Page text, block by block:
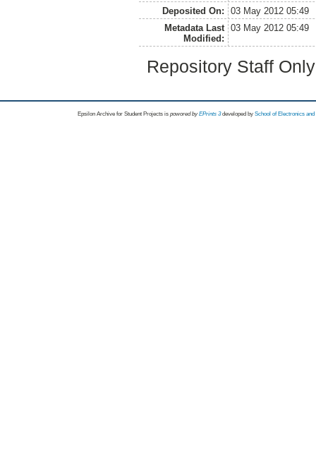
Deposited On:
03 May 2012 05:49
Metadata Last
Modified:
03 May 2012 05:49
Repository Staff
Epsilon Archive for Student Projects is powored byEPrints 3 developed by School of Electronics